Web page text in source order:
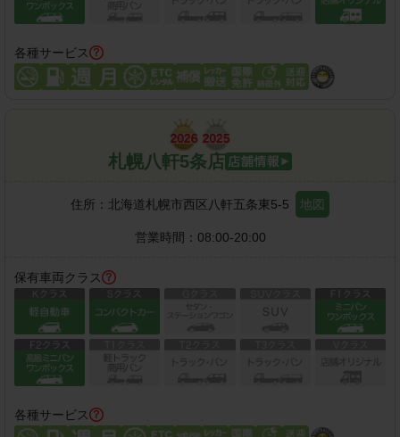
各種サービス
札幌八軒5条店
住所： 北海道札幌市西区八軒五条東5-5 地図
営業時間： 08:00-20:00
保有車両クラス
各種サービス